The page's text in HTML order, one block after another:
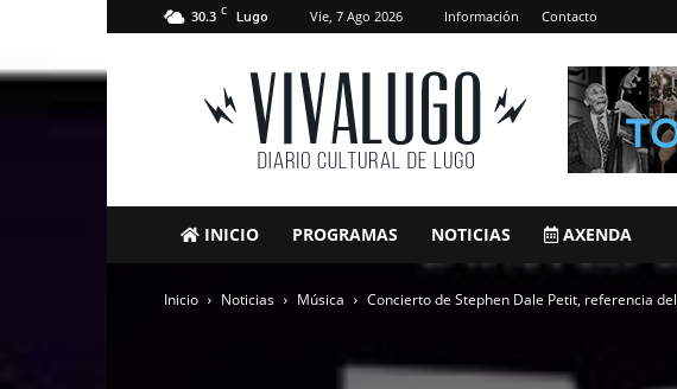
30.3 C Lugo Vie, 7 Ago 2026 Información Contacto
VivaLugo
INICIO PROGRAMAS NOTICIAS AXENDA
Inicio Noticias Música Concierto de Stephen Dale Petit, referencia